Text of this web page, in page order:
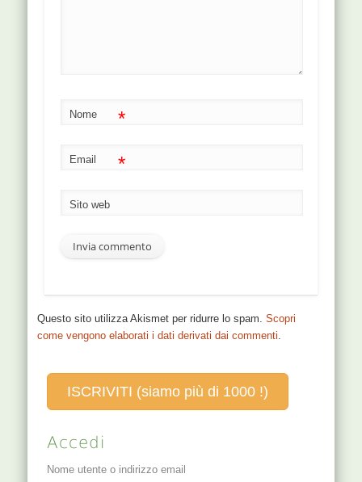
Nome *
Email *
Sito web
Questo sito utilizza Akismet per ridurre lo spam.Scopri
come vengono elaborati i dati derivati dai commenti
ISCRIVITI (siamo più di 1000 !)
Accedi
Nome utente o indirizzo email